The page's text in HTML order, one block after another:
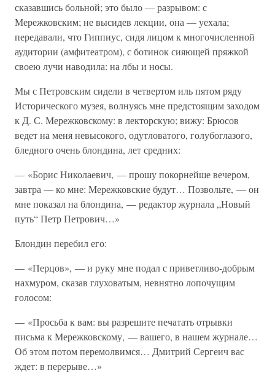
сказавшись больной; это было — разрывом: с
Мережковским; не высидев лекции, она — уехала;
передавали, что Гиппиус, сидя лицом к многочисленной
аудитории (амфитеатром), с ботинок сияющей пряжкой
своею лучи наводила: на лбы и носы.
Мы с Петровским сидели в четвертом иль пятом ряду
Исторического музея, волнуясь мне предстоящим заходом
к Д. С. Мережковскому: в лекторскую; вижу: Брюсов
ведет на меня невысокого, одутловатого, голубоглазого,
бледного очень блондина, лет средних:
— «Борис Николаевич, — прошу покорнейше вечером,
завтра — ко мне: Мережковские будут… Позвольте, — он
мне показал на блондина, — редактор журнала „Новый
путь“ Петр Петрович…»
Блондин перебил его:
— «Перцов», — и руку мне подал с приветливо-добрым
нахмуром, сказав глуховатым, невнятно лопочущим
голосом:
— «Просьба к вам: вы разрешите печатать отрывки
письма к Мережковскому, — вашего, в нашем журнале…
Об этом потом перемолвимся… Дмитрий Сергеич вас
ждет: в перерыве…»